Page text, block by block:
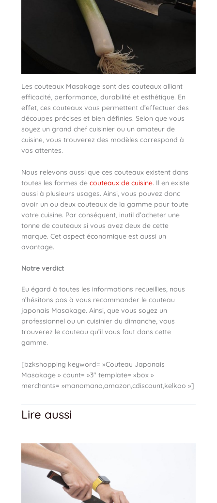
Les couteaux Masakage sont des couteaux alliant
efficacité, performance, durabilité et esthétique. En
effet, ces couteaux vous permettent d’effectuer des
découpes précises et bien définies. Selon que vous
soyez un grand chef cuisinier ou un amateur de
cuisine, vous trouverez des modèles correspond à
vos attentes.
Nous relevons aussi que ces couteaux existent dans
toutes les formes de couteaux de cuisine. Il en existe
aussi à plusieurs usages. Ainsi, vous pouvez donc
avoir un ou deux couteaux de la gamme pour toute
votre cuisine. Par conséquent, inutil d’acheter une
tonne de couteaux si vous avez deux de cette
marque. Cet aspect économique est aussi un
avantage.
Notre verdict
Eu égard à toutes les informations recueillies, nous
n’hésitons pas à vous recommander le couteau
japonais Masakage. Ainsi, que vous soyez un
professionnel ou un cuisinier du dimanche, vous
trouverez le couteau qu’il vous faut dans cette
gamme.
[bzkshopping keyword= »Couteau Japonais
Masakage » count= »3″ template= »box »
merchants= »manomano,amazon,cdiscount,kelkoo »]
Lire aussi